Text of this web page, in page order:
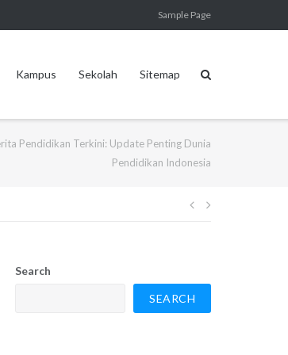
Sample Page
Kampus Sekolah Sitemap
Pendidikan Terkini: Update Penting Dunia
Pendidikan Indonesia
Post
Search
SEARCH